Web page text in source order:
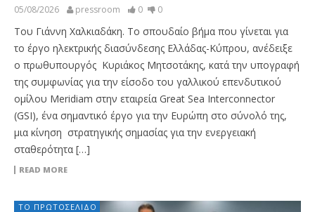
05/08/2026 pressroom 0 0
Του Γιάννη Χαλκιαδάκη. Το σπουδαίο βήμα που γίνεται για
το έργο ηλεκτρικής διασύνδεσης Ελλάδας-Κύπρου, ανέδειξε
ο πρωθυπουργός Κυριάκος Μητσοτάκης, κατά την υπογραφή
της συμφωνίας για την είσοδο του γαλλικού επενδυτικού
ομίλου Meridiam στην εταιρεία Great Sea Interconnector
(GSI), ένα σημαντικό έργο για την Ευρώπη στο σύνολό της,
μια κίνηση στρατηγικής σημασίας για την ενεργειακή
σταθερότητα […]
READ MORE
ΤΟ ΠΡΩΤΟΣΈΛΙΔΟ